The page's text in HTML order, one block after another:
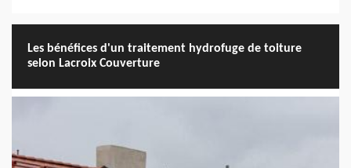
Les bénéfices d'un traitement hydrofuge de toiture
selon Lacroix Couverture